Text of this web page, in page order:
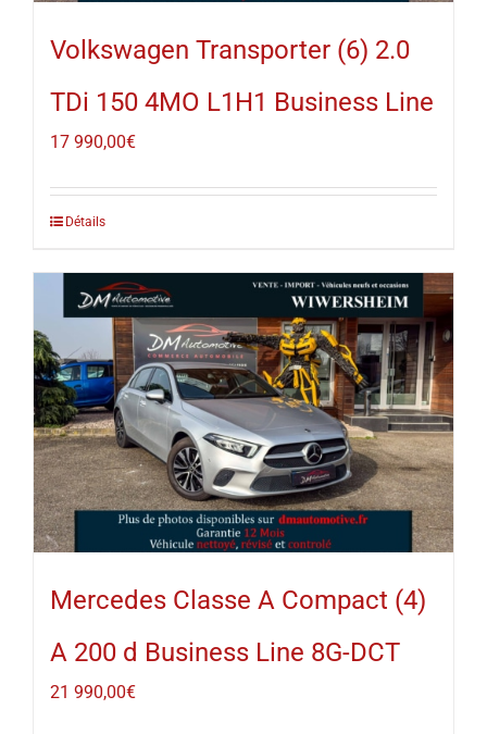
Volkswagen Transporter (6) 2.0
TDi 150 4MO L1H1 Business Line
17 990,00€
Détails
Mercedes Classe A Compact (4)
A 200 d Business Line 8G-DCT
21 990,00€